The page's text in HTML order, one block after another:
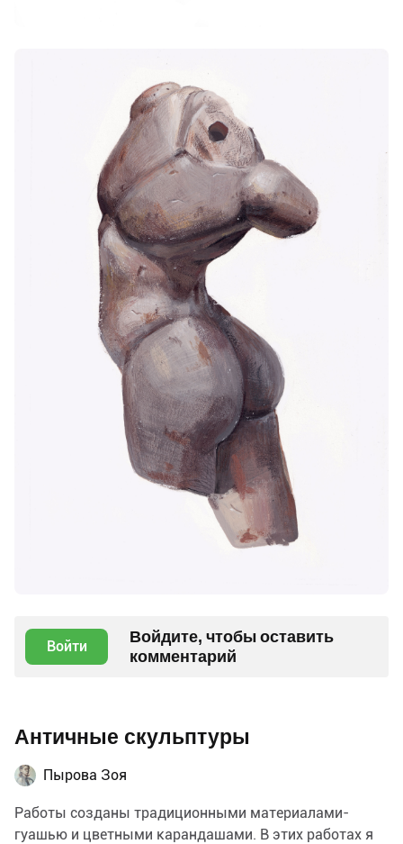
Войти
Войдите, чтобы оставить
комментарий
Античные скульптуры
Пырова Зоя
Работы созданы традиционными материалами-
гуашью и цветными карандашами. В этих работах я